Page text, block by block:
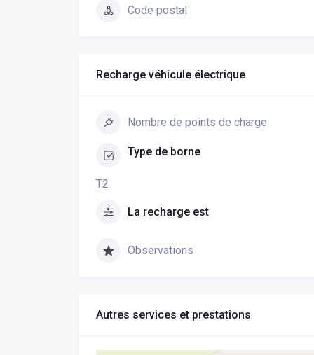
Code postal
Recharge véhicule électrique
Nombre de points de charge
Type de borne
T2
La recharge est
Observations
Autres services et prestations